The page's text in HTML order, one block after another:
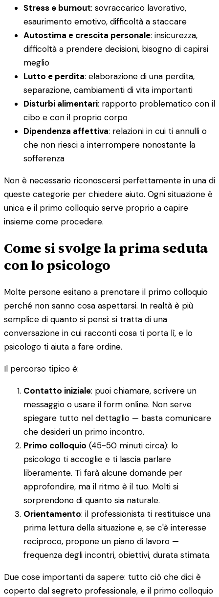
Stress e burnout: sovraccarico lavorativo,
esaurimento emotivo, difficoltà a staccare
Autostima e crescita personale: insicurezza,
difficoltà a prendere decisioni, bisogno di capirsi
meglio
Lutto e perdita: elaborazione di una perdita,
separazione, cambiamenti di vita importanti
Disturbi alimentari: rapporto problematico con il
cibo e con il proprio corpo
Dipendenza affettiva: relazioni in cui ti annulli o
che non riesci a interrompere nonostante la
sofferenza
Non è necessario riconoscersi perfettamente in una di
queste categorie per chiedere aiuto. Ogni situazione è
unica e il primo colloquio serve proprio a capire
insieme come procedere.
Come si svolge la prima seduta
con lo psicologo
Molte persone esitano a prenotare il primo colloquio
perché non sanno cosa aspettarsi. In realtà è più
semplice di quanto si pensi: si tratta di una
conversazione in cui racconti cosa ti porta lì, e lo
psicologo ti aiuta a fare ordine.
Il percorso tipico è:
Contatto iniziale: puoi chiamare, scrivere un
messaggio o usare il form online. Non serve
spiegare tutto nel dettaglio — basta comunicare
che desideri un primo incontro.
Primo colloquio (45-50 minuti circa): lo
psicologo ti accoglie e ti lascia parlare
liberamente. Ti farà alcune domande per
approfondire, ma il ritmo è il tuo. Molti si
sorprendono di quanto sia naturale.
Orientamento: il professionista ti restituisce una
prima lettura della situazione e, se c'è interesse
reciproco, propone un piano di lavoro —
frequenza degli incontri, obiettivi, durata stimata.
Due cose importanti da sapere: tutto ciò che dici è
coperto dal segreto professionale, e il primo colloquio